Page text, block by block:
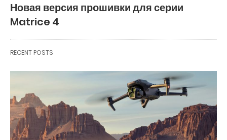
Новая версия прошивки для серии
Matrice 4
RECENT POSTS